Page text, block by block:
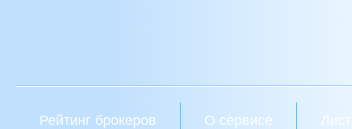
Рейтинг брокеров О сервисе